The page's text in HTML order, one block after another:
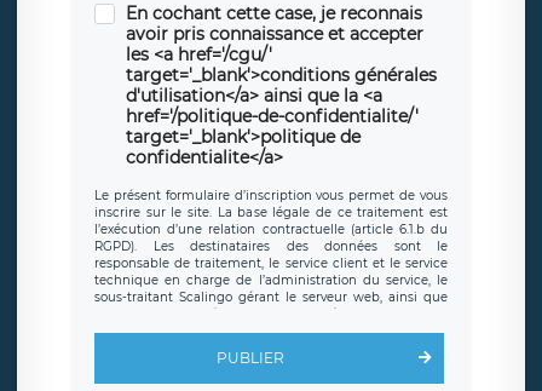
En cochant cette case, je reconnais
avoir pris connaissance et accepter
les <a href='/cgu/'
target='_blank'>conditions générales
d'utilisation</a> ainsi que la <a
href='/politique-de-confidentialite/'
target='_blank'>politique de
confidentialite</a>
Le présent formulaire d’inscription vous permet de vous
inscrire sur le site. La base légale de ce traitement est
l’exécution d’une relation contractuelle (article 6.1.b du
RGPD). Les destinataires des données sont le
responsable de traitement, le service client et le service
technique en charge de l’administration du service, le
sous-traitant Scalingo gérant le serveur web, ainsi que
toute personne légalement autorisée. Le formulaire
d’inscription est hébergé sur un serveur hébergé par
clauses de
protection conformes au RGPD
. Les données collectées
sont conservées jusqu’à ce que l’Internaute en sollicite la
PUBLIER